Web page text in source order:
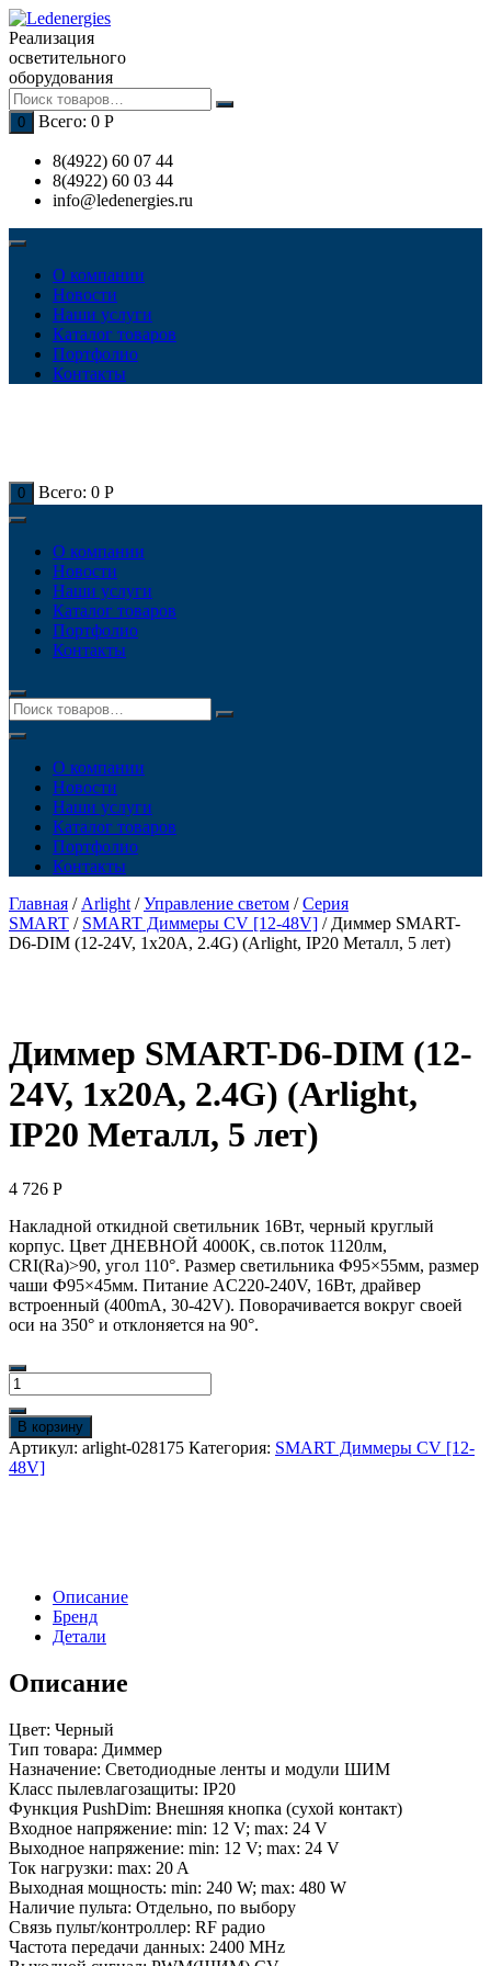
Перейти
к
содержимому
Реализация
осветительного
оборудования
0 Всего: 0 Р
8(4922) 60 07 44
8(4922) 60 03 44
info@ledenergies.ru
О компании
Новости
Наши услуги
Каталог товаров
Портфолио
Контакты
0 Всего: 0 Р
О компании
Новости
Наши услуги
Каталог товаров
Портфолио
Контакты
О компании
Новости
Наши услуги
Каталог товаров
Портфолио
Контакты
Главная / Arlight /Управление светом /Серия
SMART / SMART Диммеры CV [12-48V] / Диммер SMART-
D6-DIM (12-24V, 1x20A, 2.4G) (Arlight, IP20 Металл, 5 лет)
Диммер SMART-D6-DIM (12-
24V, 1x20A, 2.4G) (Arlight,
IP20 Металл, 5 лет)
4 726 Р
Накладной откидной светильник 16Вт, черный круглый
корпус. Цвет ДНЕВНОЙ 4000K, св.поток 1120лм,
CRI(Ra)>90, угол 110°. Размер светильника Ф95×55мм, размер
чаши Ф95×45мм. Питание AC220-240V, 16Вт, драйвер
встроенный (400mA, 30-42V). Поворачивается вокруг своей
оси на 350° и отклоняется на 90°.
Количество
товара
Диммер
SMART-
D6-
DIM
IP20
Металл,
В корзину
Артикул: arlight-028175 Категория: SMART Диммеры CV [12-
48V]
Описание
Бренд
Детали
Описание
Цвет: Черный
Тип товара: Диммер
Назначение: Светодиодные ленты и модули ШИМ
Класс пылевлагозащиты: IP20
Функция PushDim: Внешняя кнопка (сухой контакт)
Входное напряжение: min: 12 V; max: 24 V
Выходное напряжение: min: 12 V; max: 24 V
Ток нагрузки: max: 20 A
Выходная мощность: min: 240 W; max: 480 W
Наличие пульта: Отдельно, по выбору
Связь пульт/контроллер: RF радио
Частота передачи данных: 2400 MHz